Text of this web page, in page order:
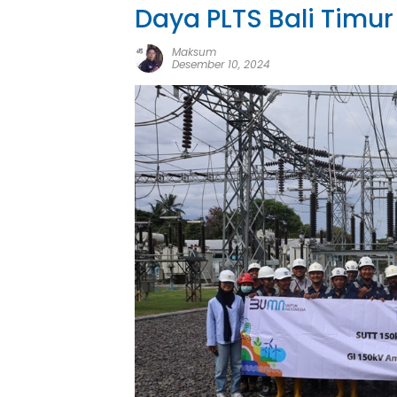
Daya PLTS Bali Timur
Maksum
Desember 10, 2024